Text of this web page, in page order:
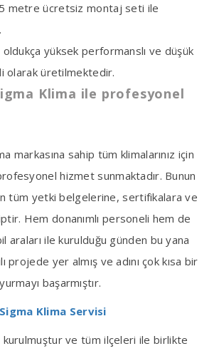
metre ücretsiz montaj seti ile
oldukça yüksek performanslı ve düşük
olarak üretilmektedir.
Klima ile profesyonel
markasına sahip tüm klimalarınız için
hizmet sunmaktadır. Bunun
tüm yetki belgelerine, sertifikalara ve
Hem donanımlı personeli hem de
araları ile kurulduğu günden bu yana
projede yer almış ve adını çok kısa bir
başarmıştır.
Klima Servisi
kurulmuştur ve tüm ilçeleri ile birlikte